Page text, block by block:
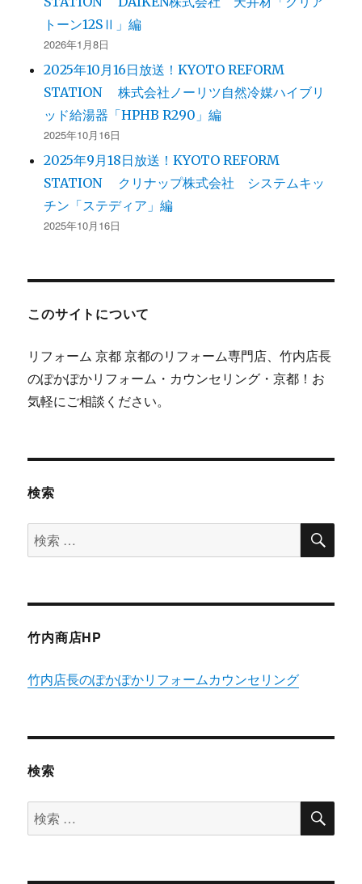
トーン12SⅡ」編
2026年1月8日
2025年10月16日放送！KYOTO REFORM
STATION 株式会社ノーリツ自然冷媒ハイブリ
ッド給湯器「HPHB R290」編
2025年10月16日
2025年9月18日放送！KYOTO REFORM
STATION クリナップ株式会社 システムキッ
チン「ステディア」編
2025年10月16日
このサイトについて
リフォーム 京都 京都のリフォーム専門店、竹内店長
のぽかぽかリフォーム・カウンセリング・京都！お
気軽にご相談ください。
検索
検
索
象:
検
竹内商店HP
竹内店長のぽかぽかリフォームカウンセリング
検索
検
索
象:
検